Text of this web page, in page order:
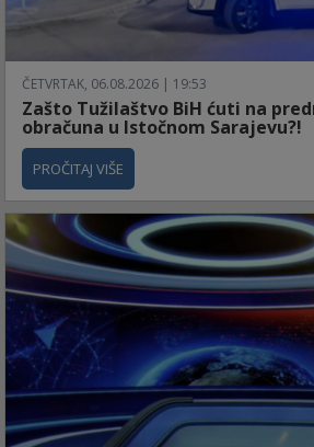
ČETVRTAK, 06.08.2026 | 19:53
Zašto Tužilaštvo BiH ćuti na
obračuna u Istočnom Sarajevu?!
PROČITAJ VIŠE